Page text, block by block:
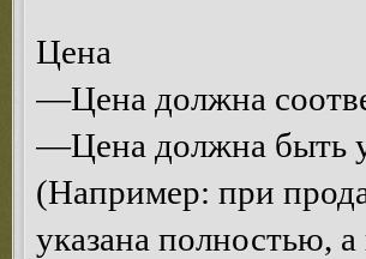
Цена
—Цена должна
—Цена должна быть
(Например: при
указана полностью,